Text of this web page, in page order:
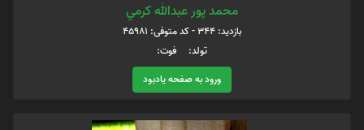
محمد پور عبدالله كرمي
بازدید: 344 - کد متوفی: 45981
تولد: فوت:
ورود به صفحه یادبود